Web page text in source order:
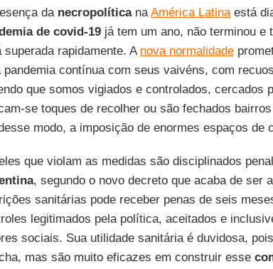
da necropolíticanaAmérica Latinaestá
de covid-19já tem um ano, não terminou e
superada rapidamente. A nova normalidade
pandemia contínua com seus vaivéns, com
que somos vigiados e controlados, cercados
se toques de recolher ou são fechados
modo, a imposição de enormes espaços de
que violam as medidas são disciplinados
, segundo o novo decreto que acaba de ser
sanitárias pode receber penas de seis
legitimados pela política, aceitados e
sociais. Sua utilidade sanitária é duvidosa,
mas são muito eficazes em construir esse